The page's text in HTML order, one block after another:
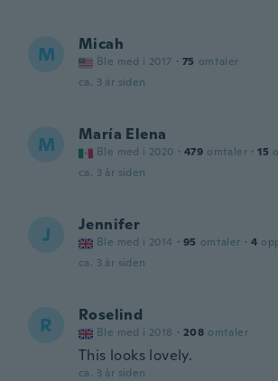
M Micah
Ble med i 2017 · 75 omtaler
ca. 3 år siden
M María Elena
Ble med i 2020 · 479 omtaler · 15
ca. 3 år siden
J Jennifer
Ble med i 2014 · 95 omtaler · 4
ca. 3 år siden
R Roselind
Ble med i 2018 · 208 omtaler
This looks lovely.
ca. 3 år siden